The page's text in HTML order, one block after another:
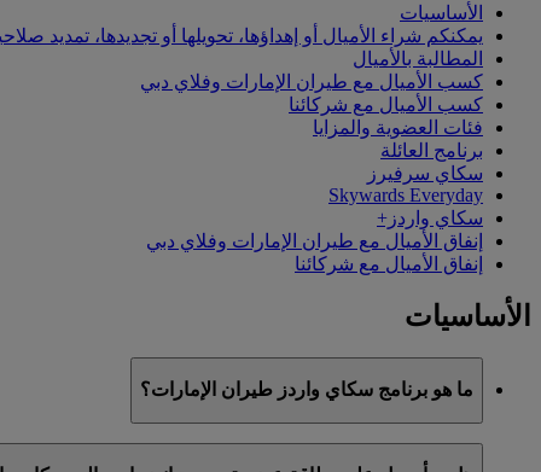
الأساسيات
يمكنكم شراء الأميال أو إهداؤها، تحويلها أو تجديدها، تمديد
المطالبة بالأميال
كسب الأميال مع طيران الإمارات وفلاي دبي
كسب الأميال مع شركائنا
فئات العضوية والمزايا
برنامج العائلة
سكاي سرفيرز
Skywards Everyday
سكاي واردز+
إنفاق الأميال مع طيران الإمارات وفلاي دبي
إنفاق الأميال مع شركائنا
الأساسيات
ما هو برنامج سكاي واردز طيران الإمارات؟
سكاي واردز طيران الإمارات هو برنامج الولاء التابع لطيران الإمارات وفلاي